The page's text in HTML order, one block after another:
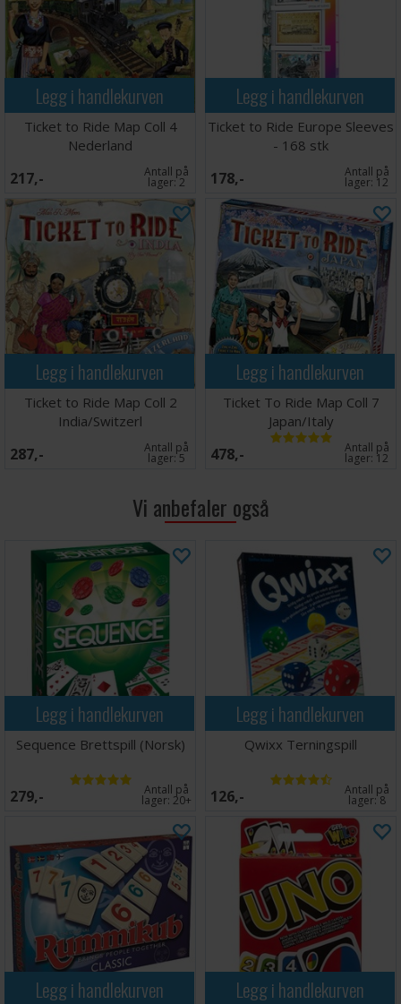
Språk: Norsk
Tips: Vi anbefaler kortbeskyttere for å øke levetiden
på kortene i dette spillet. Passende kortbeskyttere
finner duher. Spillet har 158 kort.
Legg i handlekurven
Ticket to Ride Map Coll 4
Nederland
217,- Antall på
lager:2
Legg i handlekurven
Ticket to Ride Europe Sleeves
- 168 stk
178,- Antall på
lager: 12
Legg i handlekurven
Ticket to Ride Map Coll 2
India/Switzerl
287,- Antall på
lager:5
Legg i handlekurven
Ticket To Ride Map Coll 7
Japan/Italy
478,- Antall på
lager: 12
Vi anbefaler også
Legg i handlekurven
Sequence Brettspill (Norsk)
279,- Antall på
lager: 20+
Legg i handlekurven
Qwixx Terningspill
126,- Antall på
lager:8
Legg i handlekurven Legg i handlekurven